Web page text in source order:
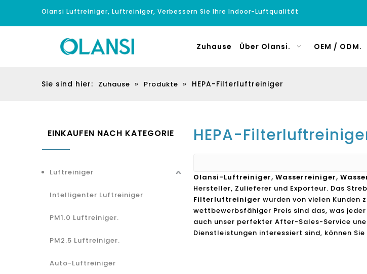
Olansi Luftreiniger, Luftreiniger, Verbessern Sie Ihre Indoor-Luftqualität
Zuhause Über Olansi. OEM / ODM.
Sie sind hier: Zuhause » Produkte » HEPA-Filterluftreiniger
EINKAUFEN NACH KATEGORIE
Luftreiniger
Intelligenter Luftreiniger
PM1.0 Luftreiniger.
PM2.5 Luftreiniger.
Auto-Luftreiniger
HEPA-
Olansi-Luftreiniger, Wasserreiniger,
Hersteller, Zulieferer und Exporteur. Das
Filterluftreiniger wurden von vielen Kunden
wettbewerbsfähiger Preis sind das, was
auch unser perfekter After-Sales-Service
Dienstleistungen interessiert sind, können